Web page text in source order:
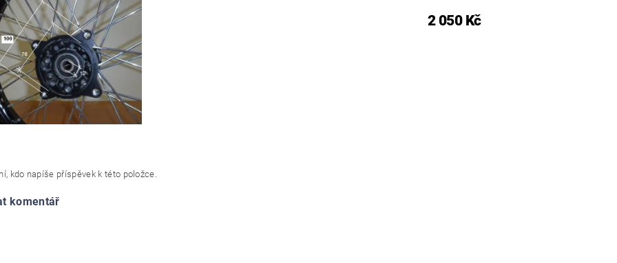
2 050 Kč
kdo napíše příspěvek k této položce.
komentář